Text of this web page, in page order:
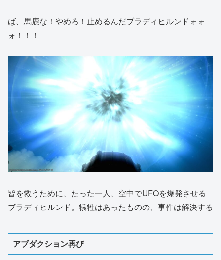
ば、馬鹿な！やめろ！止めるんだブラディヒルンドォォ
ォ！！！
皆を救うために、たった一人、空中でUFOを爆発させる
ブラディヒルンド。犠牲はあったものの、事件は解決する
アブダクション再び